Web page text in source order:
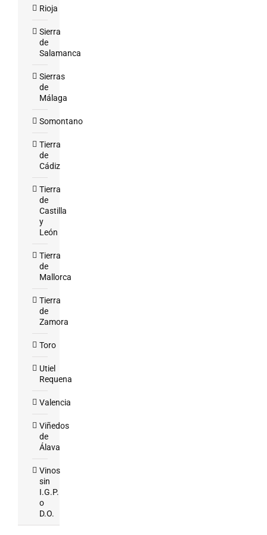
Rioja
Sierra
de
Salamanca
Sierras
de
Málaga
Somontano
Tierra
de
Cádiz
Tierra
de
Castilla
y
León
Tierra
de
Mallorca
Tierra
de
Zamora
Toro
Utiel
Requena
Valencia
Viñedos
de
Álava
Vinos
sin
I.G.P.
o
D.O.